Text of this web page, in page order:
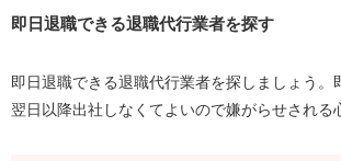
即日退職できる退職代行業者を探す
即日退職できる退職代行業者を探しましょう。
翌日以降出社しなくてよいので嫌がらせされる